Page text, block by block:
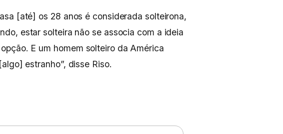
[até] os 28 anos é considerada solteirona,
estar solteira não se associa com a ideia
E um homem solteiro da América
estranho”, disse Riso.